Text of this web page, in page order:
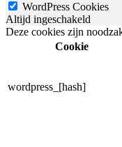
WordPress Cookies
Altijd ingeschakeld
Deze cookies zijn
Cookie
wordpress_[hash]